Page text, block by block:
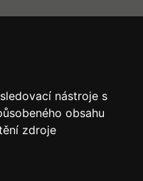
nástroje s
obsahu
zdroje